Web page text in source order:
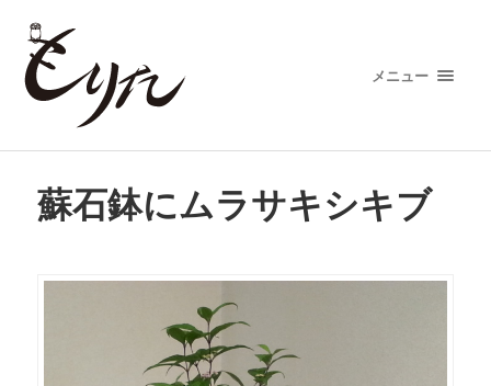
メニュー
蘇石鉢にムラサキシキブ